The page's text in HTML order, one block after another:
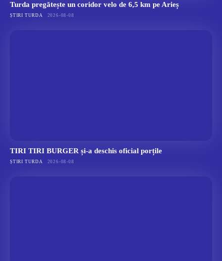
Turda pregătește un coridor velo de 6,5 km pe Arieș
ȘTIRI TURDA 2026-08-08
TIRI TIRI BURGER și-a deschis oficial porțile
ȘTIRI TURDA 2026-08-08